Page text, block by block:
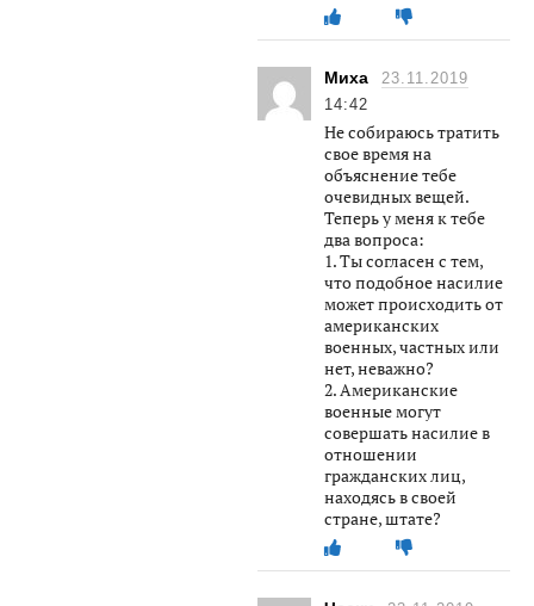
Миха
23.11.2019
14:42
Не собираюсь тратить
свое время на
объяснение тебе
очевидных вещей.
Теперь у меня к тебе
два вопроса:
1. Ты согласен с тем,
что подобное насилие
может происходить от
американских
военных, частных или
нет, неважно?
2. Американские
военные могут
совершать насилие в
отношении
гражданских лиц,
находясь в своей
стране, штате?